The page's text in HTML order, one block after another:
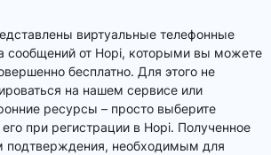
виртуальные телефонные
сообщений от Hopi, которыми вы можете
бесплатно. Для этого не
на нашем сервисе или
ресурсы – просто выберите
при регистрации в Hopi. Полученное
подтверждения, необходимым для